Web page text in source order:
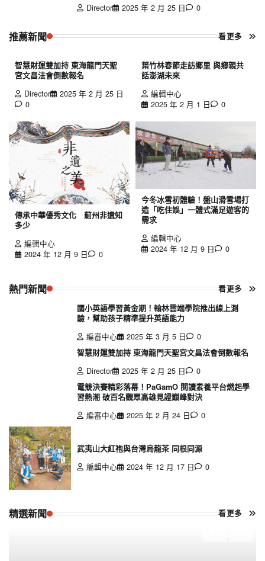
Director
2025 年 2 月 25 日 0
推薦新聞 看更多
智慧財運雙加持 東海龍門天聖
宮文昌法會倒數報名
Director
2025 年 2 月 25 日
0
葉竹林春節走訪鄉里 與鄉親共
話澎湖未來
編輯中心
2025 年 2 月 1 日
0
傳承中華優秀文化 薊州非遺知
多少
編輯中心
2024 年 12 月 9 日
0
今冬冰雪初體驗！盤山滑雪場打
造「吃住娛」一體式滿足遊客的
需求
編輯中心
2024 年 12 月 9 日
0
熱門新聞 看更多
國小英語學習黃金期！翰林雲端學院推出線上測
驗，幫助孩子精準提升英語能力
編審中心
2025 年 3 月 5 日
0
智慧財運雙加持 東海龍門天聖宮文昌法會倒數報名
Director
2025 年 2 月 25 日
0
電競決賽精彩落幕！PaGamO 閱讀素養平台燃起學
習熱潮 破百名觀眾高雄見證巔峰對決
編審中心
2025 年 2 月 24 日 0
武夷山大紅袍與台灣烏龍茶 同根同源
編輯中心
2024 年 12 月 17 日 0
精選新聞 看更多